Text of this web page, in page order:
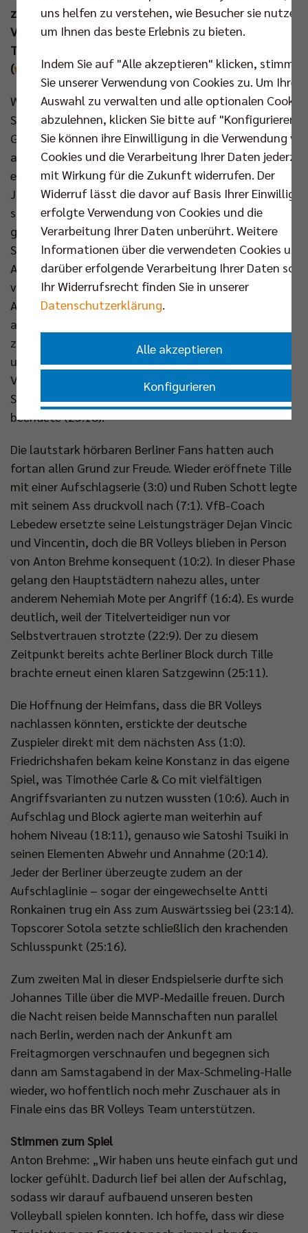
zu entscheiden. Mit dem Publikum im
Volleyballtempel hinter sich wollen die
Titelverteidiger das Aufbäumen des VfB abwehren
(www.br-volleys.de/tickets).
Während Cheftrainer Cedric Enard auf die gleiche
Startformation wie vor drei Tagen setzte, nahm sein
Gegenüber Mark Lebedew eine Veränderung
aufseiten des Rekordmeisters vor (Vojin Cacic
ersetzte Tim Peter). Die Berliner erwischten mit
Johannes Tille am Service einen Blitzstart, weshalb
sich der Gastgeber schnell zur ersten Auszeit
gezwungen sah (3:0). Im Anschluss holte sich Marek
Sotola in spektakulärer Höhe per “Spreadblock“ den
Angriff von Luciano Vicentin. Friedrichshafen war
von der Rolle, während die BR Volleys an ihre starke
Aufschlagleistung aus Match eins nahtlos
anknüpften (10:5, 16:10). Der Auftaktsatz wurde
zwar immer wieder von Diskussionen am Netz
unterbrochen, doch die Hauptstädter bauten ihren
Vorsprung davon unbeirrt aus (24:16), bis Michal
Superlak per Aufschlagfehler den Durchgang
beendete (25:18).
Die lautstark hörbaren Berliner Fans hatten auch
fortan allen Grund zur Freude. Wieder eröffnete Tille
mit einer Aufschlagserie (3:0) und Ruben Schott legte
mit seinem Ass druckvoll nach (7:1). VfB-Coach
Lebedew ersetzte seine Leistungsträger Dejan Vincic
und Vincentin, doch die BR Volleys blieben in Person
von Anton Brehme konsequent (10:2). In dieser Phase
gelang den Hauptstädtern nahezu alles, unter
anderem Nehemiah Mote per Angriff (16:4). Es wurde
deutlich, weil der Titelverteidiger nun vor
Selbstvertrauen strotzte (22:9). Der zu diesem
Zeitpunkt bereits achte Berliner Block durch Tille
brachte erneut einen klaren Satzgewinn (25:11).
Die Hoffnung der Heimfans, dass die BR Volleys
nachlassen könnten, erstickte der deutsche
Zuspieler direkt mit dem nächsten Ass (1:0).
Friedrichshafen bekam keine Konstanz in das eigene
Spiel, was Timothée Carle & Co mit vielfältigen
Angriffsvarianten zu nutzen wussten (10:6). Auch in
Aufschlag und Block agierte man weiterhin auf
hohem Niveau (18:11), genauso wie Satoshi Tsuiki in
seinen Elementen Abwehr und Annahme (20:14).
Jeder der Berliner überzeugte zudem an der
Aufschlaglinie – sogar der eingewechselte Antti
Ronkainen trug ein Ass zum Auswärtssieg bei (23:14).
Topscorer Sotola setzte schließlich den krachenden
Schlusspunkt (25:16).
Zum zweiten Mal in dieser Endspielserie durfte sich
Johannes Tille über die MVP-Medaille freuen. Durch
die Nacht reisen beide Mannschaften nun parallel
nach Berlin, werden nach der Ankunft am
Freitagmorgen verschnaufen und begegnen sich
dann am Samstagabend in der Max-Schmeling-Halle
wieder, wo hoffentlich noch mehr Zuschauer als in
Finale eins das BR Volleys Team unterstützen.
Stimmen zum Spiel
Anton Brehme: „Wir haben uns heute einfach gut und
locker gefühlt. Dadurch lief bei allen der Aufschlag,
sodass wir darauf aufbauend unseren besten
Volleyball spielen konnten. Ich hoffe, dass wir diese
uns helfen zu verstehen, wie Besucher sie nutzen,
um Ihnen das beste Erlebnis zu bieten.
Indem Sie auf "Alle akzeptieren" klicken, stimmen
Sie unserer Verwendung von Cookies zu. Um Ihre
Auswahl zu verwalten und alle optionalen Cookies
abzulehnen, klicken Sie bitte auf "Konfigurieren".
Sie können ihre Einwilligung in die Verwendung
Cookies und die Verarbeitung Ihrer Daten
mit Wirkung für die Zukunft widerrufen. Der
Widerruf lässt die davor auf Basis Ihrer
erfolgte Verwendung von Cookies und die
Verarbeitung Ihrer Daten unberührt. Weitere
Informationen über die verwendeten Cookies und
darüber erfolgende Verarbeitung Ihrer Daten
Ihr Widerrufsrecht finden Sie in unserer
Datenschutzerklärung.
Alle akzeptieren
Konfigurieren
Nur essenzielle Cookies akzeptieren
Impressum|Datenschutzerklärung